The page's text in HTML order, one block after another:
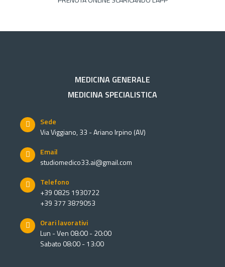
MEDICINA GENERALE
MEDICINA SPECIALISTICA
Sede
Via Viggiano, 33 - Ariano Irpino (AV)
Email
studiomedico33.ai@gmail.com
Telefono
+39 0825 1930722
+39 377 3879053
Orari lavorativi
Lun - Ven 08:00 - 20:00
Sabato 08:00 - 13:00